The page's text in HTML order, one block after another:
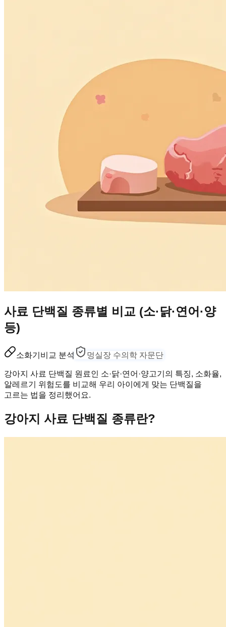
사료 단백질 종류별 비교 (소·닭·연어·양
등)
소화기 비교 분석 멍실장 수의학 자문단
강아지 사료 단백질 원료인 소·닭·연어·양고기의 특징, 소화율,
알레르기 위험도를 비교해 우리 아이에게 맞는 단백질을
고르는 법을 정리했어요.
강아지 사료 단백질 종류란?